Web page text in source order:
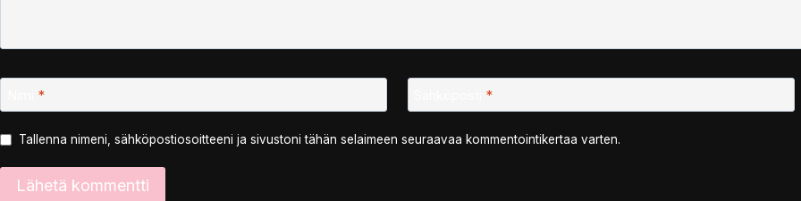
* *
Tallenna nimeni, sähköpostiosoitteeni ja sivustoni tähän selaimeen seuraavaa kommentointikertaa varten.